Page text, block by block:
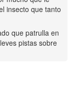
insecto que tanto
que patrulla en
pistas sobre